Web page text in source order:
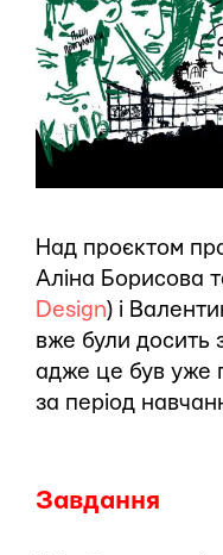
Над проєктом
Аліна Борисова
Design) і
вже були досить
адже це був уже
за період
Завдання